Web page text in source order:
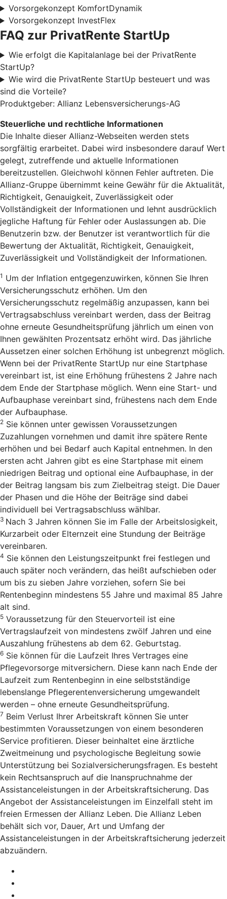
Vorsorgekonzept KomfortDynamik
Vorsorgekonzept InvestFlex
FAQ zur PrivatRente StartUp
Wie erfolgt die Kapitalanlage bei der PrivatRente
StartUp?
Wie wird die PrivatRente StartUp besteuert und was
sind die Vorteile?
Produktgeber: Allianz Lebensversicherungs-AG
Steuerliche und rechtliche Informationen
Die Inhalte dieser Allianz-Webseiten werden stets
sorgfältig erarbeitet. Dabei wird insbesondere darauf Wert
gelegt, zutreffende und aktuelle Informationen
bereitzustellen. Gleichwohl können Fehler auftreten. Die
Allianz-Gruppe übernimmt keine Gewähr für die Aktualität,
Richtigkeit, Genauigkeit, Zuverlässigkeit oder
Vollständigkeit der Informationen und lehnt ausdrücklich
jegliche Haftung für Fehler oder Auslassungen ab. Die
Benutzerin bzw. der Benutzer ist verantwortlich für die
Bewertung der Aktualität, Richtigkeit, Genauigkeit,
Zuverlässigkeit und Vollständigkeit der Informationen.
1 Um der Inflation entgegenzuwirken, können Sie Ihren
Versicherungsschutz erhöhen. Um den
Versicherungsschutz regelmäßig anzupassen, kann bei
Vertragsabschluss vereinbart werden, dass der Beitrag
ohne erneute Gesundheitsprüfung jährlich um einen von
Ihnen gewählten Prozentsatz erhöht wird. Das jährliche
Aussetzen einer solchen Erhöhung ist unbegrenzt möglich.
Wenn bei der PrivatRente StartUp nur eine Startphase
vereinbart ist, ist eine Erhöhung frühestens 2 Jahre nach
dem Ende der Startphase möglich. Wenn eine Start- und
Aufbauphase vereinbart sind, frühestens nach dem Ende
der Aufbauphase.
2 Sie können unter gewissen Voraussetzungen
Zuzahlungen vornehmen und damit ihre spätere Rente
erhöhen und bei Bedarf auch Kapital entnehmen. In den
ersten acht Jahren gibt es eine Startphase mit einem
niedrigen Beitrag und optional eine Aufbauphase, in der
der Beitrag langsam bis zum Zielbeitrag steigt. Die Dauer
der Phasen und die Höhe der Beiträge sind dabei
individuell bei Vertragsabschluss wählbar.
3 Nach 3 Jahren können Sie im Falle der Arbeitslosigkeit,
Kurzarbeit oder Elternzeit eine Stundung der Beiträge
vereinbaren.
4 Sie können den Leistungszeitpunkt frei festlegen und
auch später noch verändern, das heißt aufschieben oder
um bis zu sieben Jahre vorziehen, sofern Sie bei
Rentenbeginn mindestens 55 Jahre und maximal 85 Jahre
alt sind.
5 Voraussetzung für den Steuervorteil ist eine
Vertragslaufzeit von mindestens zwölf Jahren und eine
Auszahlung frühestens ab dem 62. Geburtstag.
6 Sie können für die Laufzeit Ihres Vertrages eine
Pflegevorsorge mitversichern. Diese kann nach Ende der
Laufzeit zum Rentenbeginn in eine selbstständige
lebenslange Pflegerentenversicherung umgewandelt
werden – ohne erneute Gesundheitsprüfung.
7 Beim Verlust Ihrer Arbeitskraft können Sie unter
bestimmten Voraussetzungen von einem besonderen
Service profitieren. Dieser beinhaltet eine ärztliche
Zweitmeinung und psychologische Begleitung sowie
Unterstützung bei Sozialversicherungsfragen. Es besteht
kein Rechtsanspruch auf die Inanspruchnahme der
Assistanceleistungen in der Arbeitskraftsicherung. Das
Angebot der Assistanceleistungen im Einzelfall steht im
freien Ermessen der Allianz Leben. Die Allianz Leben
behält sich vor, Dauer, Art und Umfang der
Assistanceleistungen in der Arbeitskraftsicherung jederzeit
abzuändern.